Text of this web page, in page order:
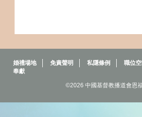
婚禮場地 免責聲明 私隱條例 職位
奉獻
©2026 中國基督教播道會恩